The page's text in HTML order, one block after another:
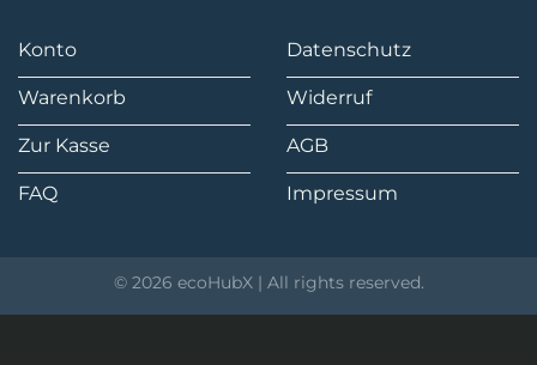
Konto
Warenkorb
Zur Kasse
FAQ
Datenschutz
Widerruf
AGB
Impressum
© 2026 ecoHubX | All rights reserved.